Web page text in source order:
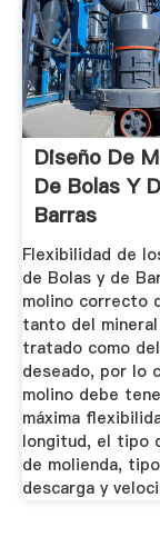
Diseño De
De Bolas Y
Barras
Flexibilidad de
de Bolas y de
molino correcto
tanto del
tratado como
deseado, por lo
molino debe
máxima
longitud, el tipo
de molienda,
descarga y